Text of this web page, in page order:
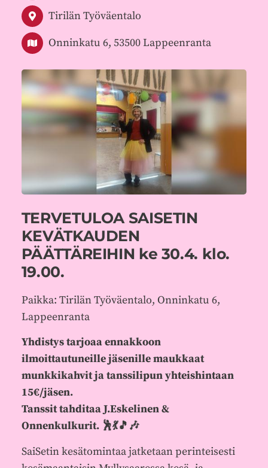
Tirilän Työväentalo
Onninkatu 6, 53500 Lappeenranta
TERVETULOA SAISETIN
KEVÄTKAUDEN
PÄÄTTÄREIHIN ke 30.4. klo.
19.00.
Paikka: Tirilän Työväentalo, Onninkatu 6,
Lappeenranta
Yhdistys tarjoaa ennakkoon
ilmoittautuneille jäsenille maukkaat
munkkikahvit ja tanssilipun yhteishintaan
15€/jäsen.
Tanssit tahditaa J.Eskelinen &
Onnenkulkurit. 🕺💃🎵🎶
SaiSetin kesätomintaa jatketaan perinteisesti